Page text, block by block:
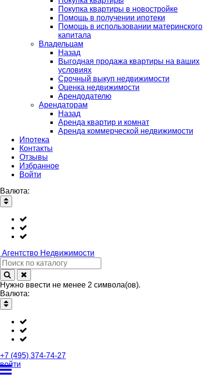
Покупка квартиры в новостройке
Помощь в получении ипотеки
Помощь в использовании материнского
капитала
Владельцам
Назад
Выгодная продажа квартиры на ваших
условиях
Срочный выкуп недвижимости
Оценка недвижимости
Арендодателю
Арендаторам
Назад
Аренда квартир и комнат
Аренда коммерческой недвижимости
Ипотека
Контакты
Отзывы
Избранное
Войти
Валюта:
Агентство Недвижимости
Нужно ввести не менее 2 символа(ов).
Валюта:
+7 (495) 374-74-27
войти